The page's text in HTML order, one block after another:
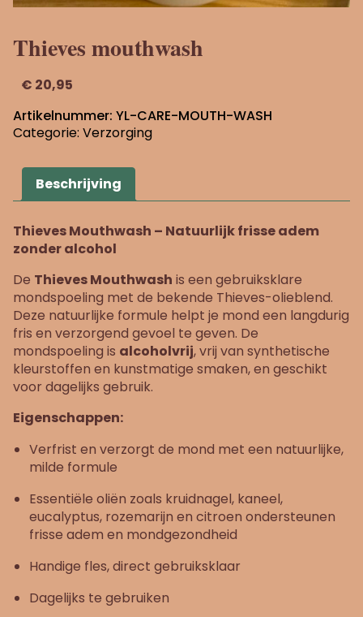
Thieves mouthwash
€ 20,95
Artikelnummer: YL-CARE-MOUTH-WASH
Categorie: Verzorging
Beschrijving
Thieves Mouthwash – Natuurlijk frisse adem
zonder alcohol
De Thieves Mouthwash is een gebruiksklare
mondspoeling met de bekende Thieves-olieblend.
Deze natuurlijke formule helpt je mond een langdurig
fris en verzorgend gevoel te geven. De
mondspoeling is alcoholvrij, vrij van synthetische
kleurstoffen en kunstmatige smaken, en geschikt
voor dagelijks gebruik.
Eigenschappen:
Verfrist en verzorgt de mond met een natuurlijke,
milde formule
Essentiële oliën zoals kruidnagel, kaneel,
eucalyptus, rozemarijn en citroen ondersteunen
frisse adem en mondgezondheid
Handige fles, direct gebruiksklaar
Dagelijks te gebruiken